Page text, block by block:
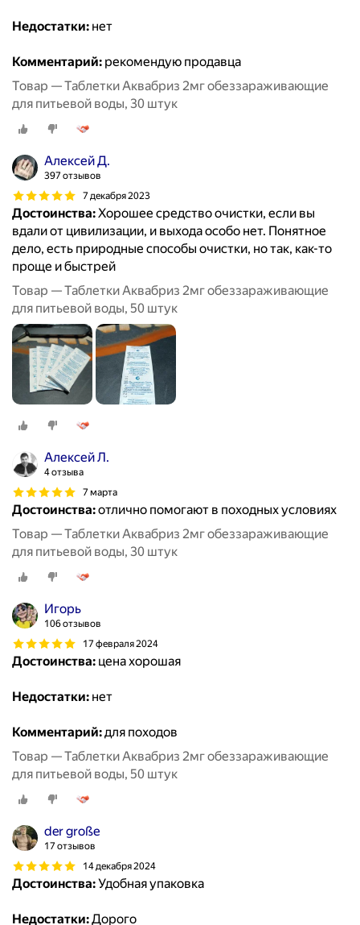
Недостатки: нет
Комментарий: рекомендую продавца
Товар — Таблетки Аквабриз 2мг обеззараживающие
для питьевой воды, 30 штук
Алексей Д.
397 отзывов
7 декабря 2023
Достоинства:Хорошее средство очистки, если вы
вдали от цивилизации, и выхода особо нет. Понятное
дело, есть природные способы очистки, но так, как-то
проще и быстрей
Товар — Таблетки Аквабриз 2мг обеззараживающие
для питьевой воды, 50 штук
Алексей Л.
4 отзыва
7 марта
Достоинства:отлично помогают в походных условиях
Товар — Таблетки Аквабриз 2мг обеззараживающие
для питьевой воды, 30 штук
Игорь
106 отзывов
17 февраля 2024
Достоинства: цена хорошая
Недостатки: нет
Комментарий:для походов
Товар — Таблетки Аквабриз 2мг обеззараживающие
для питьевой воды, 50 штук
der große
17 отзывов
14 декабря 2024
Достоинства:Удобная упаковка
Недостатки:Дорого